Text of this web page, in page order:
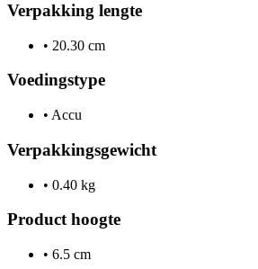
Verpakking lengte
• 20.30 cm
Voedingstype
• Accu
Verpakkingsgewicht
• 0.40 kg
Product hoogte
• 6.5 cm